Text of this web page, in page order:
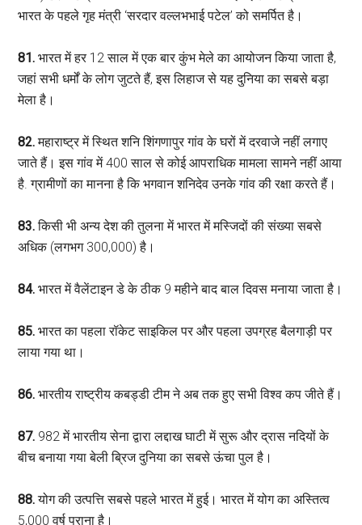
भारत के पहले गृह मंत्री ‘सरदार वल्लभभाई पटेल’ को समर्पित है।
81.भारत में हर 12 साल में एक बार कुंभ मेले का आयोजन किया जाता है,
जहां सभी धर्मों के लोग जुटते हैं, इस लिहाज से यह दुनिया का सबसे बड़ा
मेला है।
82.महाराष्ट्र में स्थित शनि शिंगणापुर गांव के घरों में दरवाजे नहीं लगाए
जाते हैं। इस गांव में 400 साल से कोई आपराधिक मामला सामने नहीं आया
है. ग्रामीणों का मानना है कि भगवान शनिदेव उनके गांव की रक्षा करते हैं।
83.किसी भी अन्य देश की तुलना में भारत में मस्जिदों की संख्या सबसे
अधिक (लगभग 300,000) है।
84.भारत में वैलेंटाइन डे के ठीक 9 महीने बाद बाल दिवस मनाया जाता है।
85.भारत का पहला रॉकेट साइकिल पर और पहला उपग्रह बैलगाड़ी पर
लाया गया था।
86. भारतीय राष्ट्रीय कबड्डी टीम ने अब तक हुए सभी विश्व कप जीते हैं।
87. 982 में भारतीय सेना द्वारा लद्दाख घाटी में सुरू और द्रास नदियों के
बीच बनाया गया बेली ब्रिज दुनिया का सबसे ऊंचा पुल है।
88.योग की उत्पत्ति सबसे पहले भारत में हुई। भारत में योग का अस्तित्व
5,000 वर्ष पुराना है।